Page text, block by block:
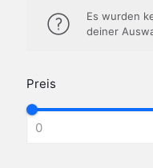
Preis
Es wurden
deiner